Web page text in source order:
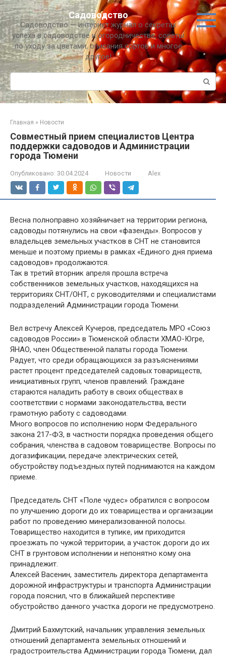
Перейти
к
контенту
Садоводство
Садоводство — интернет журнал о секретах
успеха в садоводстве и огородничестве, советы
по уходу за цветами, описания сортов и многое
другое!
Поиск:
Главная » Новости
Совместный прием специалистов Центра
поддержки садоводов и Администрации
города Тюмени
Опубликовано: 30.04.2024 Новости Alex
Весна полноправно хозяйничает на территории региона,
садоводы потянулись на свои «фазенды». Вопросов у
владельцев земельных участков в СНТ не становится
меньше и поэтому приемы в рамках «Единого дня приема
садоводов» продолжаются.
Так в третий вторник апреля прошла встреча
собственников земельных участков, находящихся на
территориях СНТ/ОНТ, с руководителями и специалистами
подразделений Администрации города Тюмени.
Вел встречу Алексей Кучеров, председатель МРО «Союз
садоводов России» в Тюменской области ХМАО-Югре,
ЯНАО, член Общественной палаты города Тюмени.
Радует, что среди обращающихся за разъяснениями
растет процент председателей садовых товариществ,
инициативных групп, членов правлений. Граждане
стараются наладить работу в своих обществах в
соответствии с нормами законодательства, вести
грамотную работу с садоводами.
Много вопросов по исполнению норм Федерального
закона 217-ФЗ, в частности порядка проведения общего
собрания, членства в садовом товариществе. Вопросы по
догазификации, передаче электрических сетей,
обустройству подъездных путей поднимаются на каждом
приеме.
Председатель СНТ «Поле чудес» обратился с вопросом
по улучшению дороги до их товарищества и организации
работ по проведению минерализованной полосы.
Товарищество находится в тупике, им приходится
проезжать по чужой территории, а участок дороги до их
СНТ в грунтовом исполнении и непонятно кому она
принадлежит.
Алексей Васенин, заместитель директора департамента
дорожной инфраструктуры и транспорта Администрации
города пояснил, что в ближайшей перспективе
обустройство данного участка дороги не предусмотрено.
Дмитрий Бахмутский, начальник управления земельных
отношений департамента земельных отношений и
градостроительства Администрации города Тюмени, дал